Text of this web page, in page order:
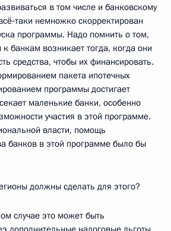
в том числе и банковскому
немножко скорректирован
программы. Надо помнить о том,
банкам возникает тогда, когда они
средства, чтобы их финансировать.
пакета ипотечных
программы достигает
маленькие банки, особенно
участия в этой программе.
власти, помощь
банков в этой программе было бы
должны сделать для этого?
случае это может быть